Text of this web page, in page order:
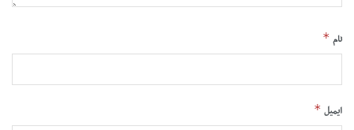
نام *
ایمیل *